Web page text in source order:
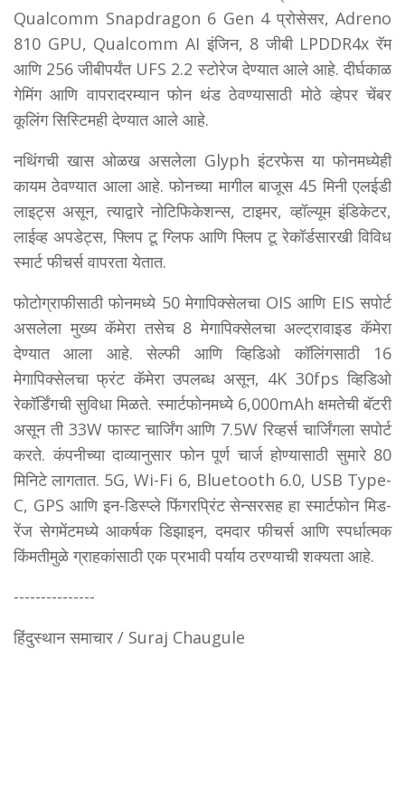
Qualcomm Snapdragon 6 Gen 4 प्रोसेसर, Adreno
810 GPU, Qualcomm AI इंजिन, 8 जीबी LPDDR4x रॅम
आणि 256 जीबीपर्यंत UFS 2.2 स्टोरेज देण्यात आले आहे. दीर्घकाळ
गेमिंग आणि वापरादरम्यान फोन थंड ठेवण्यासाठी मोठे व्हेपर चेंबर
कूलिंग सिस्टिमही देण्यात आले आहे.
नथिंगची खास ओळख असलेला Glyph इंटरफेस या फोनमध्येही
कायम ठेवण्यात आला आहे. फोनच्या मागील बाजूस 45 मिनी एलईडी
लाइट्स असून, त्याद्वारे नोटिफिकेशन्स, टाइमर, व्हॉल्यूम इंडिकेटर,
लाईव्ह अपडेट्स, फ्लिप टू ग्लिफ आणि फ्लिप टू रेकॉर्डसारखी विविध
स्मार्ट फीचर्स वापरता येतात.
फोटोग्राफीसाठी फोनमध्ये 50 मेगापिक्सेलचा OIS आणि EIS सपोर्ट
असलेला मुख्य कॅमेरा तसेच 8 मेगापिक्सेलचा अल्ट्रावाइड कॅमेरा
देण्यात आला आहे. सेल्फी आणि व्हिडिओ कॉलिंगसाठी 16
मेगापिक्सेलचा फ्रंट कॅमेरा उपलब्ध असून, 4K 30fps व्हिडिओ
रेकॉर्डिंगची सुविधा मिळते. स्मार्टफोनमध्ये 6,000mAh क्षमतेची बॅटरी
असून ती 33W फास्ट चार्जिंग आणि 7.5W रिव्हर्स चार्जिंगला सपोर्ट
करते. कंपनीच्या दाव्यानुसार फोन पूर्ण चार्ज होण्यासाठी सुमारे 80
मिनिटे लागतात. 5G, Wi-Fi 6, Bluetooth 6.0, USB Type-
C, GPS आणि इन-डिस्प्ले फिंगरप्रिंट सेन्सरसह हा स्मार्टफोन मिड-
रेंज सेगमेंटमध्ये आकर्षक डिझाइन, दमदार फीचर्स आणि स्पर्धात्मक
किंमतीमुळे ग्राहकांसाठी एक प्रभावी पर्याय ठरण्याची शक्यता आहे.
---------------
हिंदुस्थान समाचार / Suraj Chaugule